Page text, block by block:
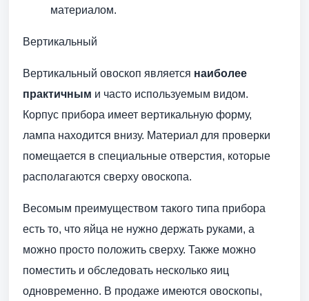
материалом.
Вертикальный
Вертикальный овоскоп является наиболее
практичным и часто используемым видом.
Корпус прибора имеет вертикальную форму,
лампа находится внизу. Материал для проверки
помещается в специальные отверстия, которые
располагаются сверху овоскопа.
Весомым преимуществом такого типа прибора
есть то, что яйца не нужно держать руками, а
можно просто положить сверху. Также можно
поместить и обследовать несколько яиц
одновременно. В продаже имеются овоскопы,